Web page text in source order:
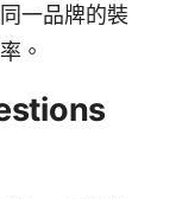
一品牌的裝
。